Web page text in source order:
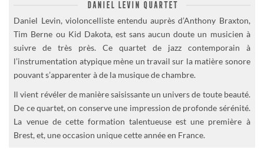
DANIEL LEVIN QUARTET
Daniel Levin, violoncelliste entendu auprès d’Anthony Braxton,
Tim Berne ou Kid Dakota, est sans aucun doute un musicien à
suivre de très près. Ce quartet de jazz contemporain à
l’instrumentation atypique mène un travail sur la matière sonore
pouvant s’apparenter à de la musique de chambre.
Il vient révéler de manière saisissante un univers de toute beauté.
De ce quartet, on conserve une impression de profonde sérénité.
La venue de cette formation talentueuse est une première à
Brest, et, une occasion unique cette année en France.